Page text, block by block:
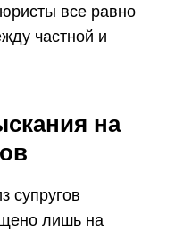
все равно
частной и
на
супругов
лишь на